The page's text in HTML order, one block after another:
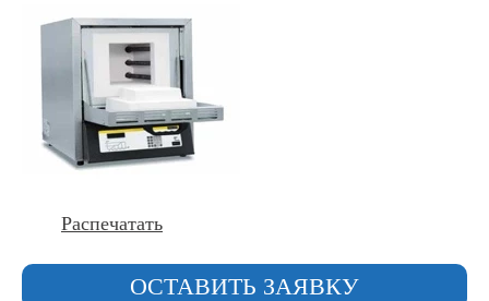
Распечатать
ОСТАВИТЬ ЗАЯВКУ